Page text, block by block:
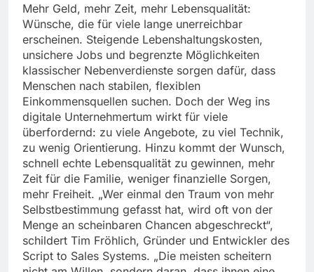
Mehr Geld, mehr Zeit, mehr Lebensqualität:
Wünsche, die für viele lange unerreichbar
erscheinen. Steigende Lebenshaltungskosten,
unsichere Jobs und begrenzte Möglichkeiten
klassischer Nebenverdienste sorgen dafür, dass
Menschen nach stabilen, flexiblen
Einkommensquellen suchen. Doch der Weg ins
digitale Unternehmertum wirkt für viele
überfordernd: zu viele Angebote, zu viel Technik,
zu wenig Orientierung. Hinzu kommt der Wunsch,
schnell echte Lebensqualität zu gewinnen, mehr
Zeit für die Familie, weniger finanzielle Sorgen,
mehr Freiheit. „Wer einmal den Traum von mehr
Selbstbestimmung gefasst hat, wird oft von der
Menge an scheinbaren Chancen abgeschreckt“,
schildert Tim Fröhlich, Gründer und Entwickler des
Script to Sales Systems. „Die meisten scheitern